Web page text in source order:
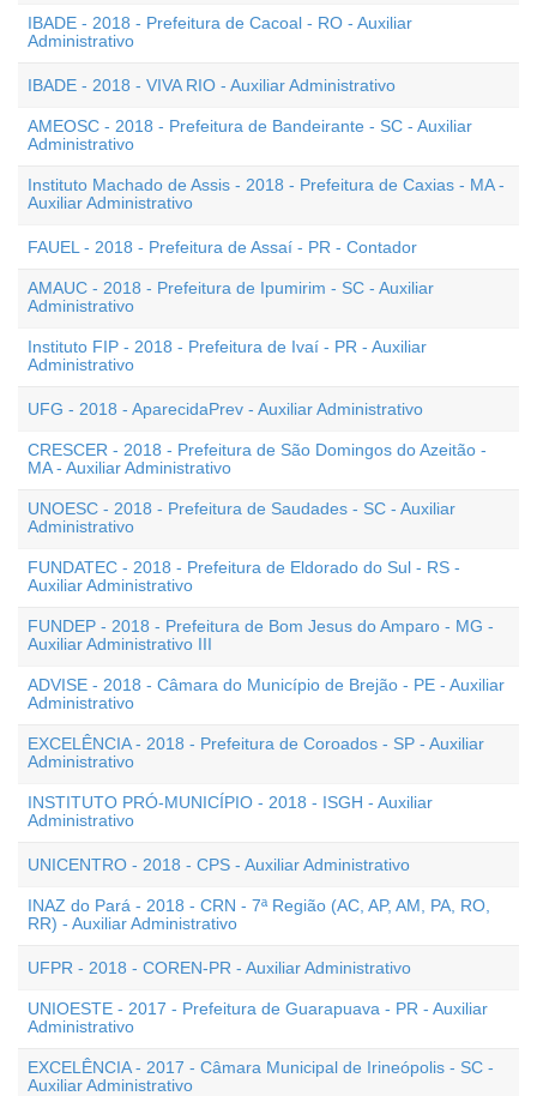
IBADE - 2018 - Prefeitura de Cacoal - RO - Auxiliar
Administrativo
IBADE - 2018 - VIVA RIO - Auxiliar Administrativo
AMEOSC - 2018 - Prefeitura de Bandeirante - SC - Auxiliar
Administrativo
Instituto Machado de Assis - 2018 - Prefeitura de Caxias - MA -
Auxiliar Administrativo
FAUEL - 2018 - Prefeitura de Assaí - PR - Contador
AMAUC - 2018 - Prefeitura de Ipumirim - SC - Auxiliar
Administrativo
Instituto FIP - 2018 - Prefeitura de Ivaí - PR - Auxiliar
Administrativo
UFG - 2018 - AparecidaPrev - Auxiliar Administrativo
CRESCER - 2018 - Prefeitura de São Domingos do Azeitão -
MA - Auxiliar Administrativo
UNOESC - 2018 - Prefeitura de Saudades - SC - Auxiliar
Administrativo
FUNDATEC - 2018 - Prefeitura de Eldorado do Sul - RS -
Auxiliar Administrativo
FUNDEP - 2018 - Prefeitura de Bom Jesus do Amparo - MG -
Auxiliar Administrativo III
ADVISE - 2018 - Câmara do Município de Brejão - PE - Auxiliar
Administrativo
EXCELÊNCIA - 2018 - Prefeitura de Coroados - SP - Auxiliar
Administrativo
INSTITUTO PRÓ-MUNICÍPIO - 2018 - ISGH - Auxiliar
Administrativo
UNICENTRO - 2018 - CPS - Auxiliar Administrativo
INAZ do Pará - 2018 - CRN - 7ª Região (AC, AP, AM, PA, RO,
RR) - Auxiliar Administrativo
UFPR - 2018 - COREN-PR - Auxiliar Administrativo
UNIOESTE - 2017 - Prefeitura de Guarapuava - PR - Auxiliar
Administrativo
EXCELÊNCIA - 2017 - Câmara Municipal de Irineópolis - SC -
Auxiliar Administrativo